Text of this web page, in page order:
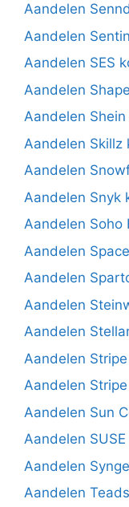
Aandelen
Aandelen
Aandelen SES
Aandelen
Aandelen Shein
Aandelen Skillz
Aandelen
Aandelen Snyk
Aandelen Soho
Aandelen
Aandelen
Aandelen
Aandelen
Aandelen
Aandelen
Aandelen Sun
Aandelen
Aandelen
Aandelen